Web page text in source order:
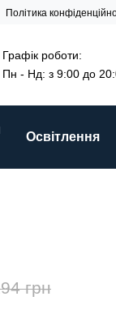
Політика
Графік роботи:
Пн - Нд: з 9:00 до
Освітлення
грн